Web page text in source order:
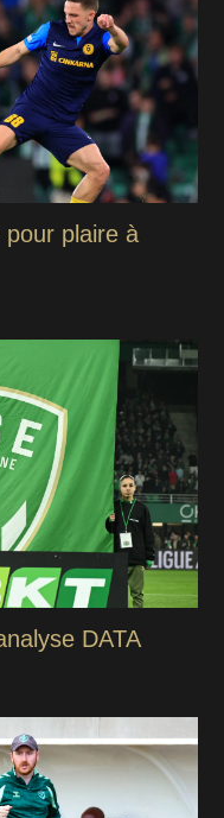
pour plaire à
DATA